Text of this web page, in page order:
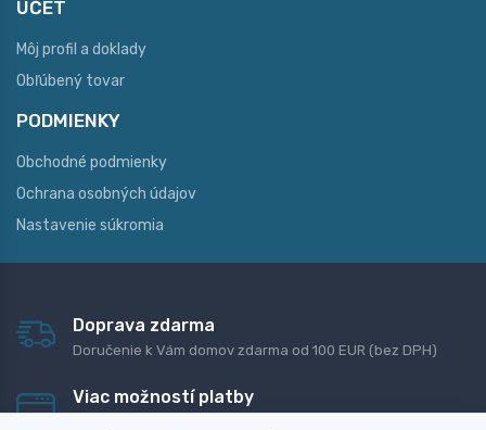
ÚČET
Môj profil a doklady
Obľúbený tovar
PODMIENKY
Obchodné podmienky
Ochrana osobných údajov
Nastavenie súkromia
Doprava zdarma
Doručenie k Vám domov zdarma od 100 EUR (bez DPH)
Viac možností platby